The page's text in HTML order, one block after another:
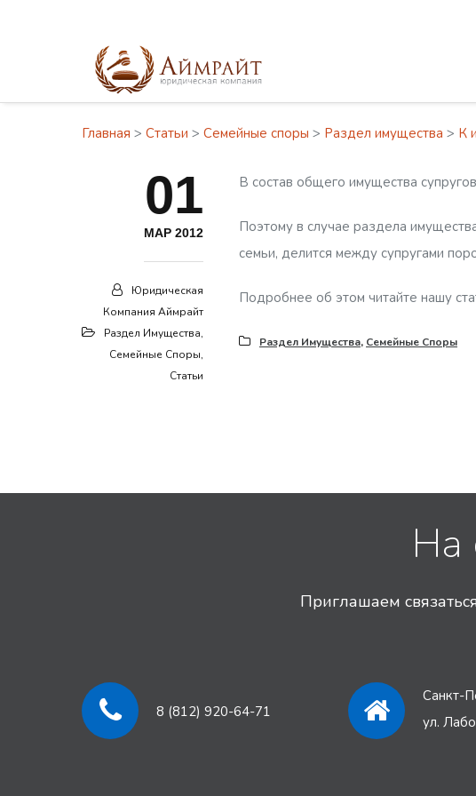
Главная > Статьи > Семейные споры > Раздел имущества > К
01
МАР 2012
Юридическая
Компания Аймрайт
Раздел Имущества,
Семейные Споры,
Статьи
В состав общего имущества
Поэтому в случае раздела
семьи, делится между супругами
Подробнее об этом читайте нашу
Раздел Имущества, Семейные Споры
На
Приглашаем
8 (812) 920-64-71
Санкт-
ул.